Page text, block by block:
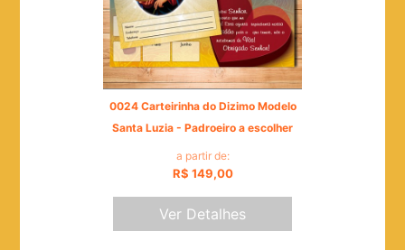
0024 Carteirinha do Dizimo Modelo
Santa Luzia - Padroeiro a escolher
a partir de:
R$ 149,00
Ver Detalhes